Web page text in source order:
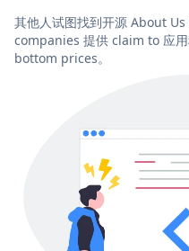
其他人试图找到开源 About
companies 提供 claim to 应
bottom prices。